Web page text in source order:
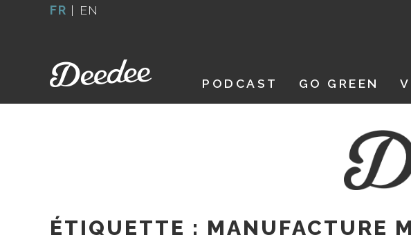
FR | EN
PODCAST GO GREEN
ÉTIQUETTE : MANUFACTURE